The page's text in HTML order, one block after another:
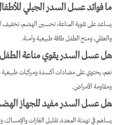
ما فوائد عسل السدر الجبلي
يساعد على تقوية المناعة، تحسين الهضم، تخفيف
والعقلي، ومنح الطفل طاقة طبيعية وآمنة.
هل عسل السدر يقوي مناعة
نعم، يحتوي على مضادات أكسدة ومركبات طبيعية
ومقاومة الأمراض.
هل عسل السدر مفيد للجهاز
يساهم في تهدئة المعدة، تقليل الغازات